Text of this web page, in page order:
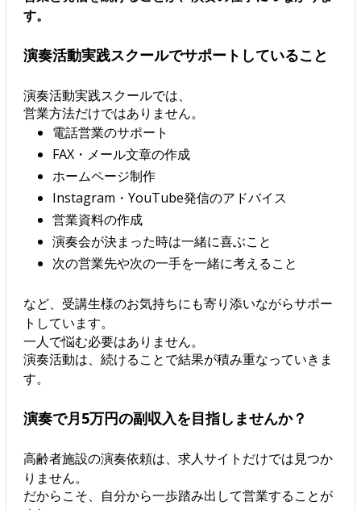
す。
演奏活動実践スクールでサポートしていること
演奏活動実践スクールでは、
営業方法だけではありません。
電話営業のサポート
FAX・メール文章の作成
ホームページ制作
Instagram・YouTube発信のアドバイス
営業資料の作成
演奏会が決まった時は一緒に喜ぶこと
次の営業先や次の一手を一緒に考えること
など、受講生様のお気持ちにも寄り添いながらサポー
トしています。
一人で悩む必要はありません。
演奏活動は、続けることで結果が積み重なっていきま
す。
演奏で月5万円の副収入を目指しませんか？
高齢者施設の演奏依頼は、求人サイトだけでは見つか
りません。
だからこそ、自分から一歩踏み出して営業することが